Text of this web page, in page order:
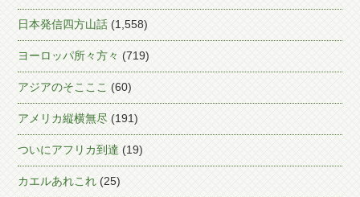
日本発信四方山話 (1,558)
ヨーロッパ所々方々 (719)
アジアのそこここ (60)
アメリカ縦横無尽 (191)
ついにアフリカ到達 (19)
カエルあれこれ (25)